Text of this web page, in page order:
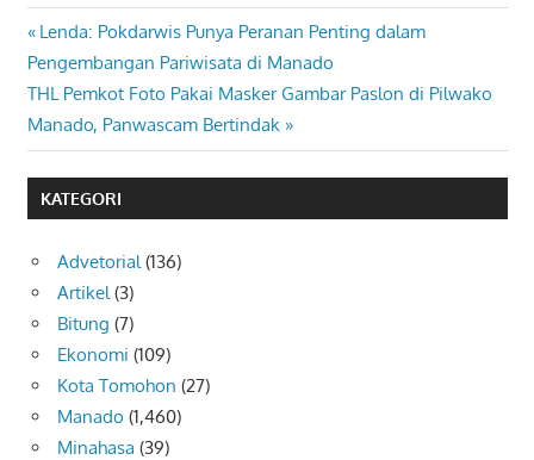
Navigasi
pos
Previous
Post:
Lenda: Pokdarwis Punya Peranan Penting dalam
Pengembangan Pariwisata di Manado
Next
Post:
THL Pemkot Foto Pakai Masker Gambar Paslon di Pilwako
Manado, Panwascam Bertindak
KATEGORI
Advetorial (136)
Artikel (3)
Bitung (7)
Ekonomi (109)
Kota Tomohon (27)
Manado (1,460)
Minahasa (39)